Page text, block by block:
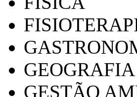
GEOGRAFIA
GESTÃO